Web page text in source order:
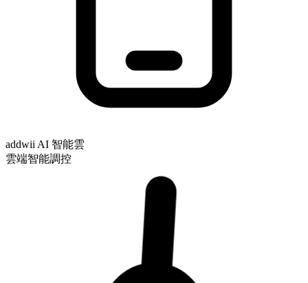
addwii AI 智能雲
雲端智能調控